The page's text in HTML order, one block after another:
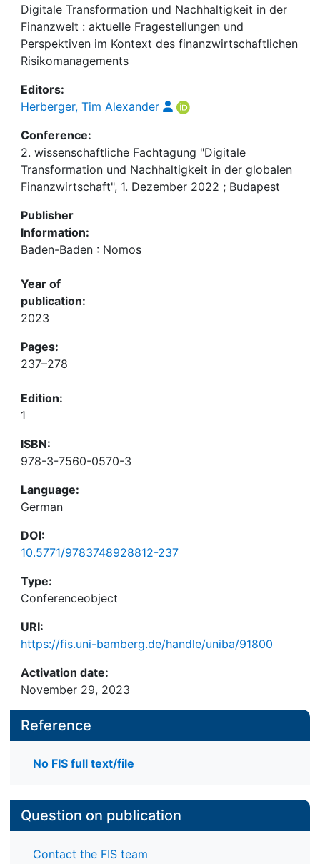
Digitale Transformation und Nachhaltigkeit in der
Finanzwelt : aktuelle Fragestellungen und
Perspektiven im Kontext des finanzwirtschaftlichen
Risikomanagements
Editors:
Herberger, Tim Alexander
Conference:
2. wissenschaftliche Fachtagung "Digitale
Transformation und Nachhaltigkeit in der globalen
Finanzwirtschaft", 1. Dezember 2022 ; Budapest
Publisher
Information:
Baden-Baden : Nomos
Year of
publication:
2023
Pages:
237–278
Edition:
1
ISBN:
978-3-7560-0570-3
Language:
German
DOI:
10.5771/9783748928812-237
Type:
Conferenceobject
URI:
https://fis.uni-bamberg.de/handle/uniba/91800
Activation date:
November 29, 2023
Reference
No FIS full text/file
Question on publication
Contact the FIS team